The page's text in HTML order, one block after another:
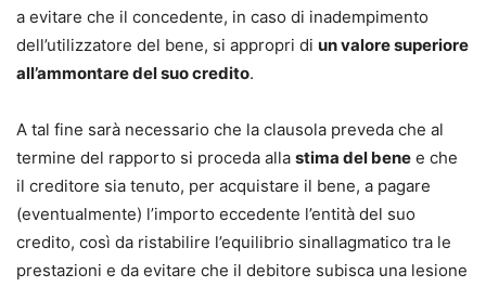
a evitare che il concedente, in caso di inadempimento
dell’utilizzatore del bene, si appropri di un valore superiore
all’ammontare del suo credito.
A tal fine sarà necessario che la clausola preveda che al
termine del rapporto si proceda alla stima del bene e che
il creditore sia tenuto, per acquistare il bene, a pagare
(eventualmente) l’importo eccedente l’entità del suo
credito, così da ristabilire l’equilibrio sinallagmatico tra le
prestazioni e da evitare che il debitore subisca una lesione